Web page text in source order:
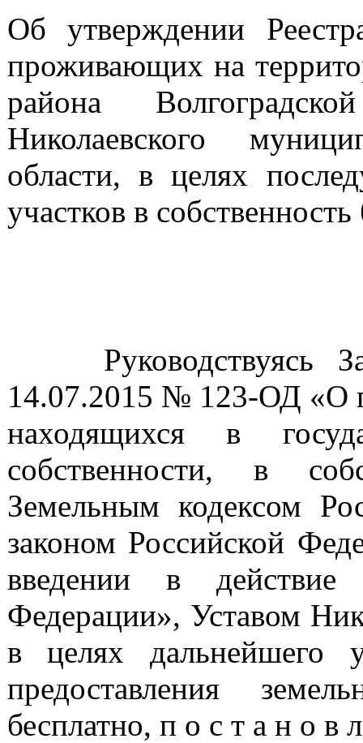
Об утверждении
проживающих на
района
Николаевского
области, в целях
участков в собственность
Руководствуясь
14.07.2015 № 123-ОД «О
находящихся в
собственности, в
Земельным кодексом
законом Российской
введении в действие
Федерации», Уставом
в целях дальнейшего
предоставления
бесплатно, п о с т а н о в